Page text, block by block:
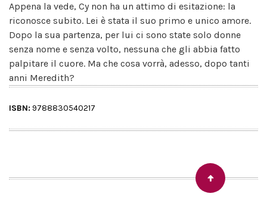
Appena la vede, Cy non ha un attimo di esitazione: la
riconosce subito. Lei è stata il suo primo e unico amore.
Dopo la sua partenza, per lui ci sono state solo donne
senza nome e senza volto, nessuna che gli abbia fatto
palpitare il cuore. Ma che cosa vorrà, adesso, dopo tanti
anni Meredith?
ISBN: 9788830540217